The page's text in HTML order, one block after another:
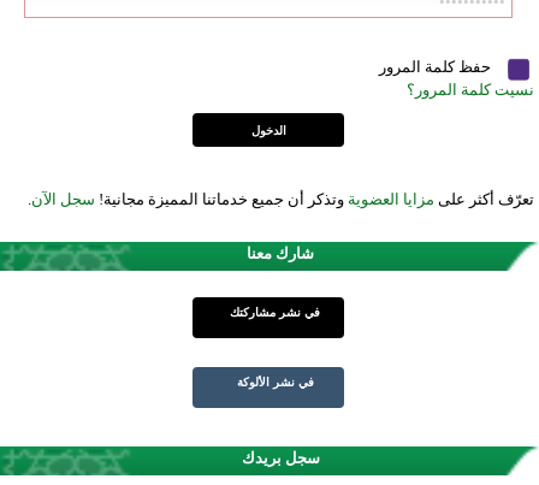
حفظ كلمة المرور
نسيت كلمة المرور؟
تعرّف أكثر على مزايا العضوية وتذكر أن جميع خدماتنا المميزة مجانية! سجل الآن.
شارك معنا
في نشر مشاركتك
في نشر الألوكة
سجل بريدك